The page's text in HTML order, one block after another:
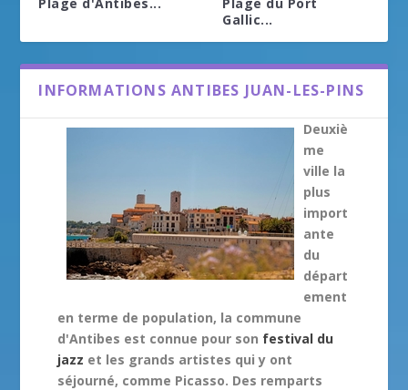
Gallic...
INFORMATIONS ANTIBES JUAN-LES-PINS
Deuxiè
me
ville la
plus
import
ante
du
départ
ement
en terme de population, la commune
d'Antibes est connue pour son festival du
jazz et les grands artistes qui y ont
séjourné, comme Picasso. Des remparts